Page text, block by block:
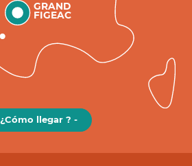
GRAND
FIGEAC
¿Cómo llegar ? -